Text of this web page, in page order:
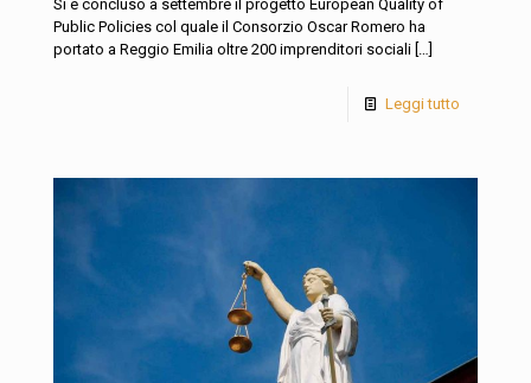
Si è concluso a settembre il progetto European Quality of
Public Policies col quale il Consorzio Oscar Romero ha
portato a Reggio Emilia oltre 200 imprenditori sociali […]
Leggi tutto